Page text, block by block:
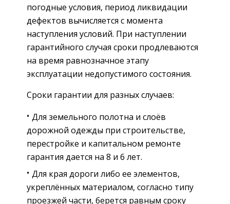
погодные условия, период ликвидации
дефектов вычисляется с момента
наступления условий. При наступлении
гарантийного случая сроки продлеваются
на время равнозначное этапу
эксплуатации недопустимого состояния.
Сроки гарантии для разных случаев:
Для земельного полотна и слоёв
дорожной одежды при строительстве,
перестройке и капитальном ремонте
гарантия дается на 8 и 6 лет.
Для края дороги либо ее элементов,
укреплённых материалом, согласно типу
проезжей части, берется равным сроку